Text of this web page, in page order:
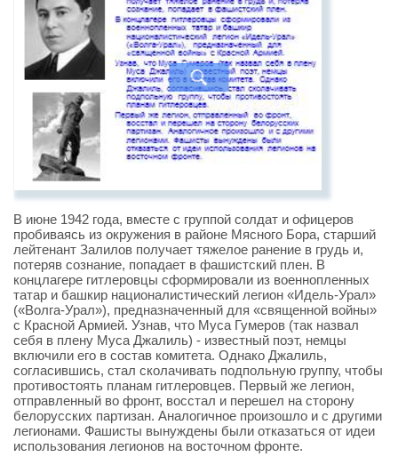
В июне 1942 года, вместе с группой солдат и офицеров
пробиваясь из окружения в районе Мясного Бора, старший
лейтенант Залилов получает тяжелое ранение в грудь и,
потеряв сознание, попадает в фашистский плен. В
концлагере гитлеровцы сформировали из военнопленных
татар и башкир националистический легион «Идель-Урал»
(«Волга-Урал»), предназначенный для «священной войны»
с Красной Армией. Узнав, что Муса Гумеров (так назвал
себя в плену Муса Джалиль) - известный поэт, немцы
включили его в состав комитета. Однако Джалиль,
согласившись, стал сколачивать подпольную группу, чтобы
противостоять планам гитлеровцев. Первый же легион,
отправленный во фронт, восстал и перешел на сторону
белорусских партизан. Аналогичное произошло и с другими
легионами. Фашисты вынуждены были отказаться от идеи
использования легионов на восточном фронте.